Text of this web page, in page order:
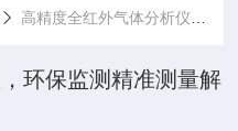
高精度全红外气体分析仪，环保监测精准测量解决方案
环保监测精准测量解